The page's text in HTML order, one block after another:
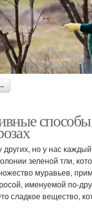
других, но у нас
зеленой тли,
муравьев,
именуемой по-
сладкое вещество,